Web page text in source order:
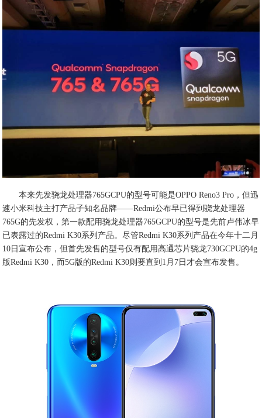
本来先发骁龙处理器765GCPU的型号可能是OPPO Reno3 Pro，但迅
速小米科技主打产品子知名品牌——Redmi公布早已得到骁龙处理器
765G的先发权，第一款配用骁龙处理器765GCPU的型号是先前卢伟冰早
已表露过的Redmi K30系列产品。尽管Redmi K30系列产品在今年十二月
10日宣布公布，但首先发售的型号仅有配用高通芯片骁龙730GCPU的4g
版Redmi K30，而5G版的Redmi K30则要直到1月7日才会宣布发售。